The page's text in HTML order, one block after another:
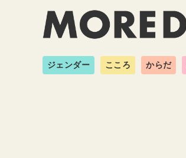
ジェンダー こころ からだ